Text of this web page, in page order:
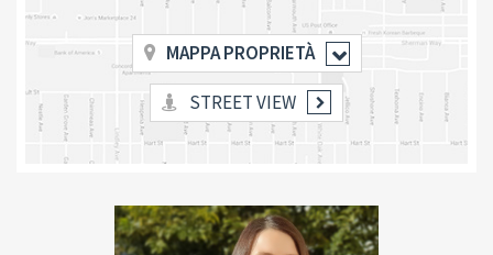
MAPPA PROPRIETÀ
STREET VIEW